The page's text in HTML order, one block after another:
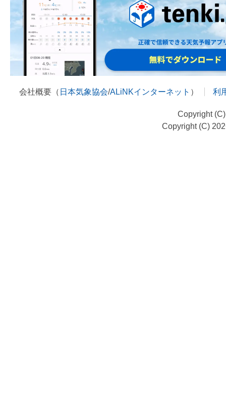
会社概要（ 日本気象協会/ALiNKインターネット ） 利
Copyright
Copyright (C)